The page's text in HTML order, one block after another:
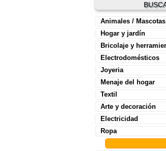
Animales / Mascotas
Hogar y jardín
Bricolaje y
Electrodomésticos
Joyeria
Menaje del hogar
Textil
Arte y decoración
Electricidad
Ropa